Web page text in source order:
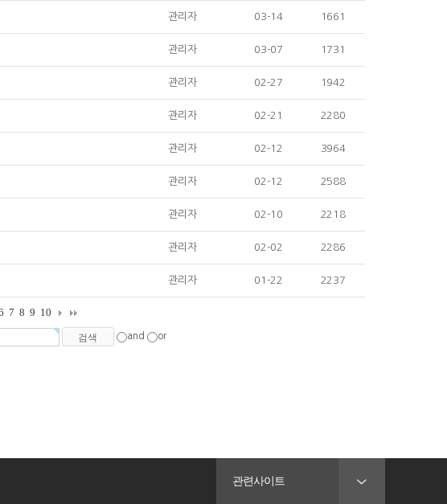
관리자 03-14 1661
관리자 03-07 1731
관리자 02-27 1942
관리자 02-21 2280
관리자 02-12 3964
관리자 02-12 2588
관리자 02-10 2218
관리자 02-02 2286
관리자 01-22 2237
7 8 9 10
and or
관련사이트